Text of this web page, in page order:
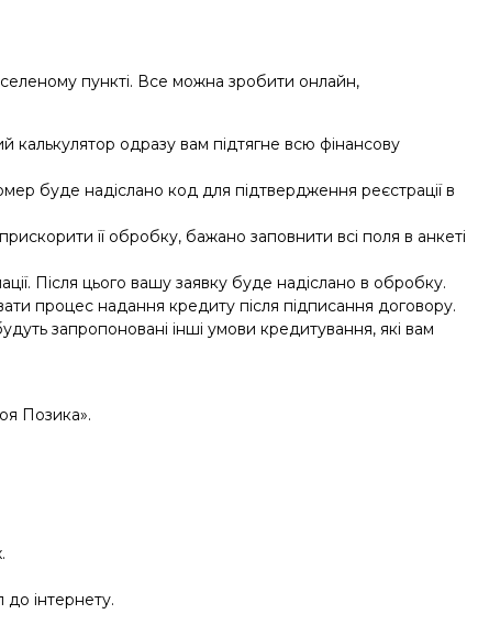
пункті. Все можна зробити онлайн,
калькулятор одразу вам підтягне всю фінансову
буде надіслано код для підтвердження реєстрації в
її обробку, бажано заповнити всі поля в анкеті
Після цього вашу заявку буде надіслано в обробку.
процес надання кредиту після підписання договору.
запропоновані інші умови кредитування, які вам
Позика».
інтернету.